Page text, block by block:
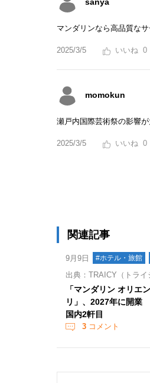
sanya
マンダリンなら高品質なサ
2025/3/5 0
momokun
瀬戸内国際芸術祭の影響
2025/3/5 0
関連記事
9月9日 #ホテル・旅館
出典：TRAICY（トライ
「マンダリン オリエ
リ」、2027年に開業
国内2軒目
3 コメント